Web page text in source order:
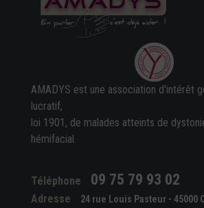
AMADYS est une association d'intérêt
lucratif,
loi 1901, de malades atteints de
hémifacial.
Téléphone 09 75 79 93 02
Adresse 24 rue Louis Pasteur - 45000